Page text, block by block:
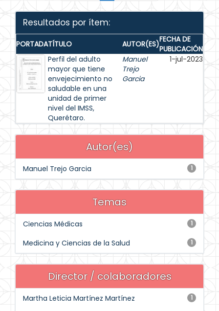
Resultados por ítem:
PORTADATÍTULO AUTOR(ES)FECHA DE
PUBLICACIÓN
Perfil del adulto
mayor que tiene
envejecimiento no
saludable en una
unidad de primer
nivel del IMSS,
Querétaro.
Manuel
Trejo
Garcia
1-jul-2023
Autor(es)
1
Manuel Trejo Garcia
Temas
1
Ciencias Médicas
1
Medicina y Ciencias de la Salud
Director / colaboradores
1
Martha Leticia Martínez Martínez